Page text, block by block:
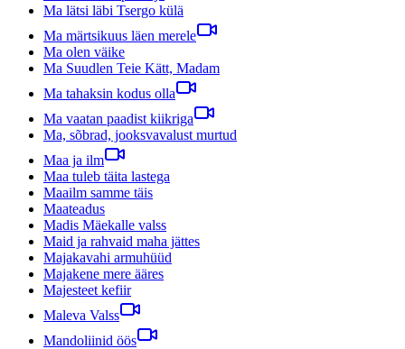
Ma lätsi läbi Tsergo külä
Ma märtsikuus läen merele
Ma olen väike
Ma Suudlen Teie Kätt, Madam
Ma tahaksin kodus olla
Ma vaatan paadist kiikriga
Ma, sõbrad, jooksvavalust murtud
Maa ja ilm
Maa tuleb täita lastega
Maailm samme täis
Maateadus
Madis Mäekalle valss
Maid ja rahvaid maha jättes
Majakavahi armuhüüd
Majakene mere ääres
Majesteet kefiir
Maleva Valss
Mandoliinid öös